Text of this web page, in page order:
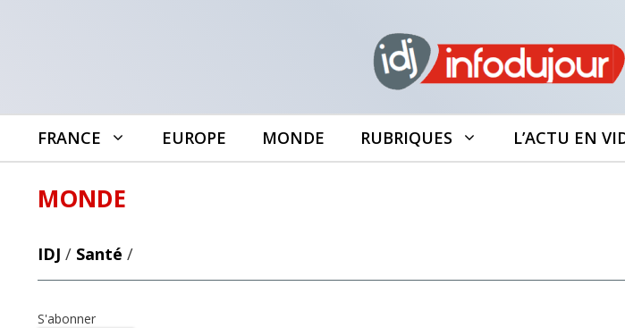
FRANCE EUROPE MONDE RUBRIQUES L’ACTU EN
MONDE
IDJ / Santé /
S'abonner